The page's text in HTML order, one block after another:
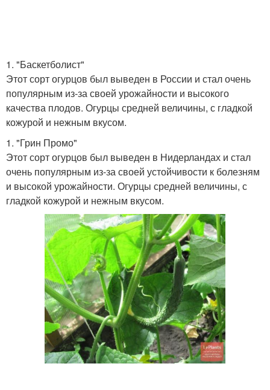
1. "Баскетболист"
Этот сорт огурцов был выведен в России и стал очень
популярным из-за своей урожайности и высокого
качества плодов. Огурцы средней величины, с гладкой
кожурой и нежным вкусом.
1. "Грин Промо"
Этот сорт огурцов был выведен в Нидерландах и стал
очень популярным из-за своей устойчивости к болезням
и высокой урожайности. Огурцы средней величины, с
гладкой кожурой и нежным вкусом.